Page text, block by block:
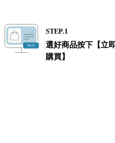
STEP.1
選好商品按下【立
購買】